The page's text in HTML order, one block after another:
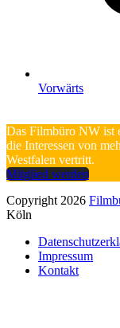
Vorwärts
Das Filmbüro NW ist
die Interessen von
Westfalen vertritt.
Mitglied werden
Copyright 2026
Köln
Impressum
Kontakt